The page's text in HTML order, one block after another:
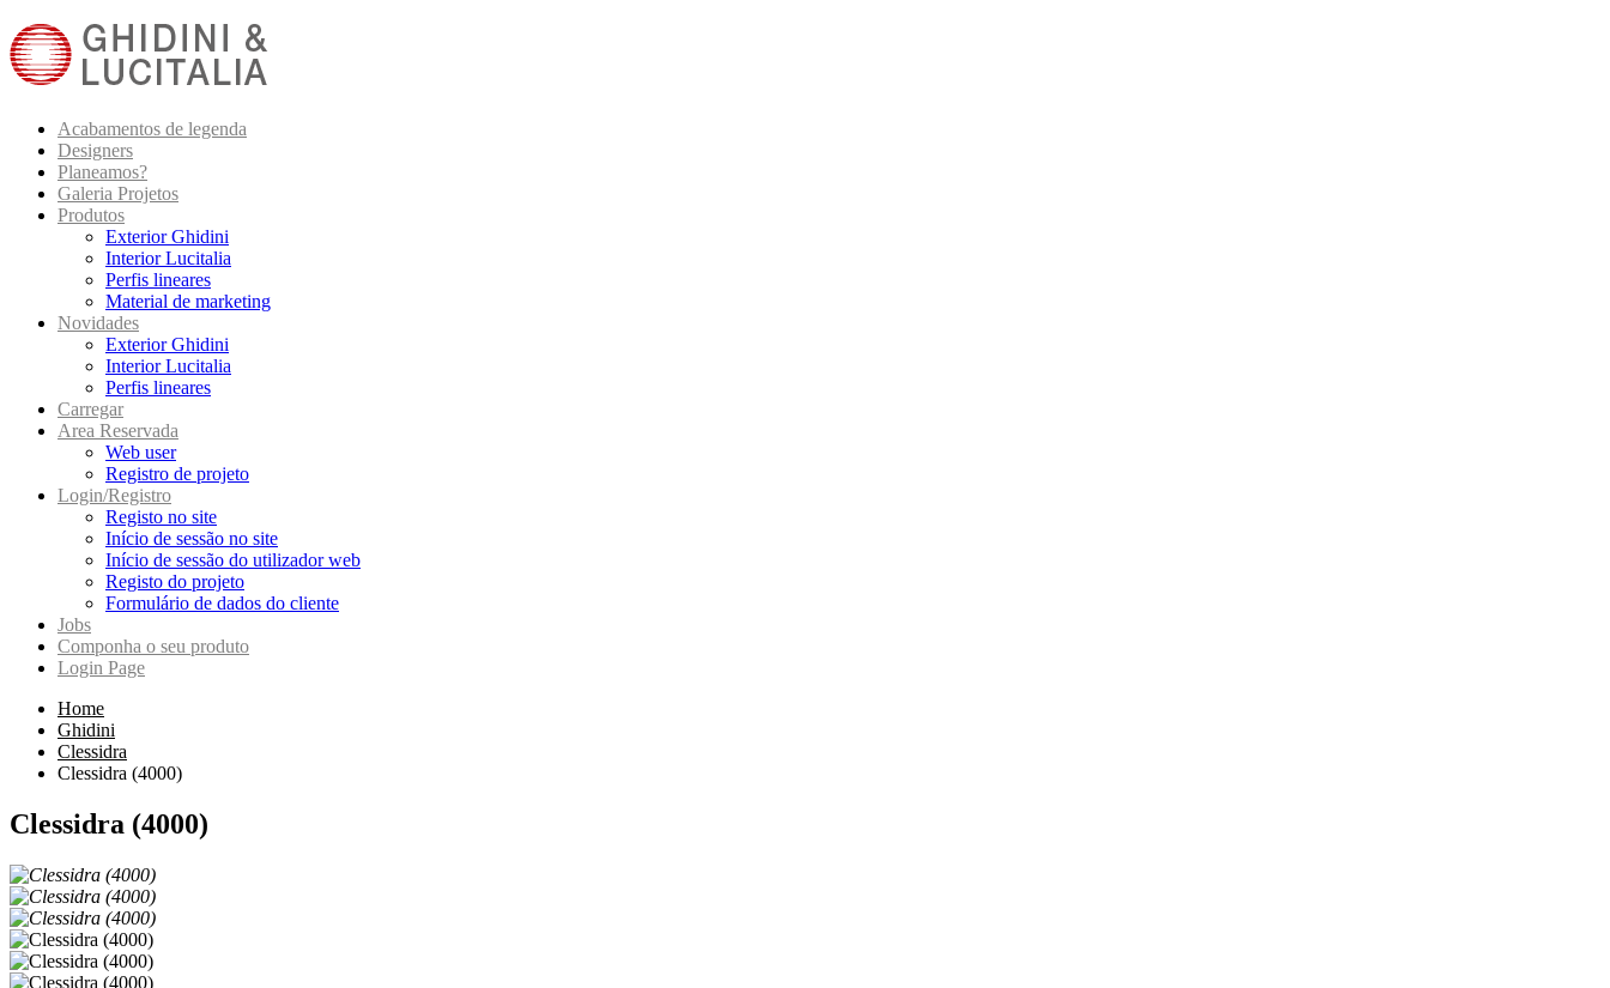
Acabamentos de legenda
Designers
Planeamos?
Galeria Projetos
Produtos
Exterior Ghidini
Interior Lucitalia
Perfis lineares
Material de marketing
Novidades
Exterior Ghidini
Interior Lucitalia
Perfis lineares
Carregar
Area Reservada
Web user
Registro de projeto
Login/Registro
Registo no site
Início de sessão no site
Início de sessão do utilizador web
Registo do projeto
Formulário de dados do cliente
Jobs
Componha o seu produto
Login Page
Home
Ghidini
Clessidra
Clessidra (4000)
Clessidra (4000)